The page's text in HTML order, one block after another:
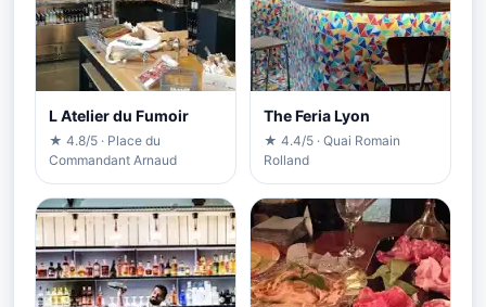
L Atelier du Fumoir
★ 4.8/5 · Place du
Commandant Arnaud
The Feria Lyon
★ 4.4/5 · Quai Romain
Rolland